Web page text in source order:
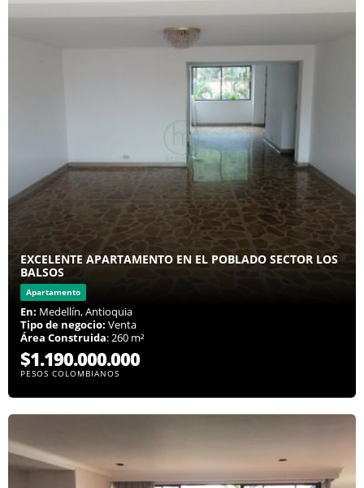
EXCELENTE APARTAMENTO EN EL POBLADO SECTOR LOS
BALSOS
Apartamento
En: Medellín, Antioquia
Tipo de negocio: Venta
Área Construida: 260 m²
$1.190.000.000
PESOS COLOMBIANOS